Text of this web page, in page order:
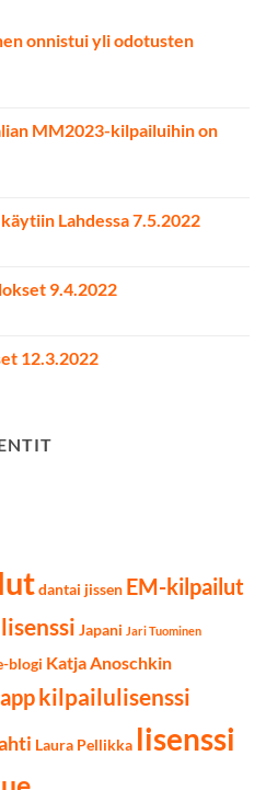
onnistui yli odotusten
MM2023-kilpailuihin on
Lahdessa 7.5.2022
9.4.2022
12.3.2022
dantai jissen EM-kilpailut
Japani Jari Tuominen
blogi Katja Anoschkin
kilpailulisenssi
Laura Pellikka lisenssi